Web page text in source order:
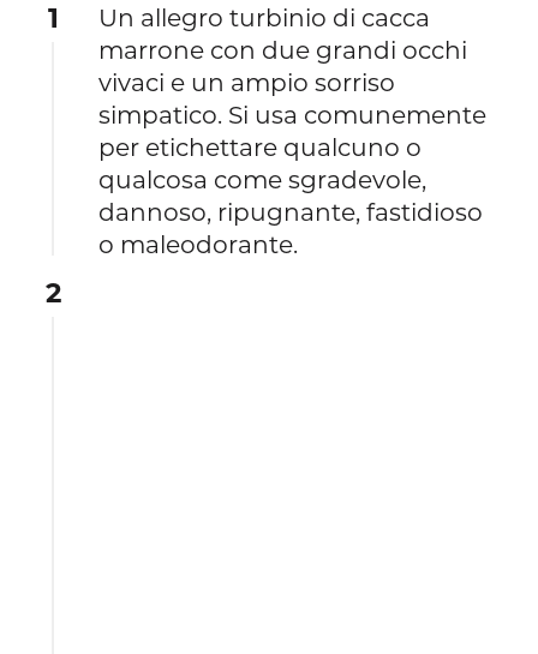
1
Un allegro turbinio di cacca
marrone con due grandi occhi
vivaci e un ampio sorriso
simpatico. Si usa comunemente
per etichettare qualcuno o
qualcosa come sgradevole,
dannoso, ripugnante, fastidioso
o maleodorante.
2